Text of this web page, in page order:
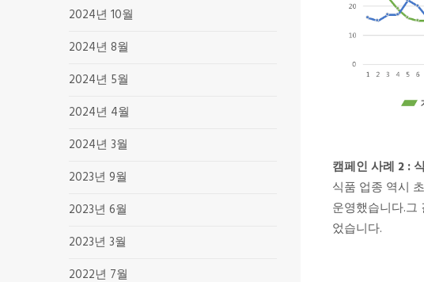
2024년 10월
2024년 8월
2024년 5월
2024년 4월
2024년 3월
2023년 9월
2023년 6월
2023년 3월
2022년 7월
캠페인 사례 2 :
식품 업종 역시
운영했습니다.그
었습니다.